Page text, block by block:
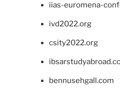
iias-euromena-
ivd2022.org
csity2022.org
bennusehgall.com